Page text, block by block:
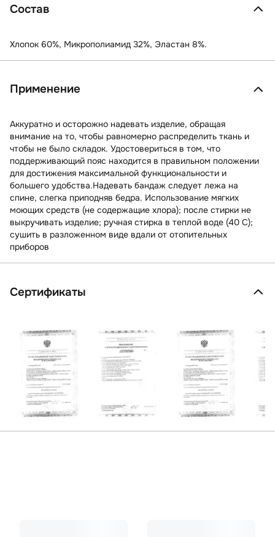
Состав
Хлопок 60%, Микрополиамид 32%, Эластан 8%.
Применение
Аккуратно и осторожно надевать изделие, обращая
внимание на то, чтобы равномерно распределить ткань и
чтобы не было складок. Удостовериться в том, что
поддерживающий пояс находится в правильном положении
для достижения максимальной функциональности и
большего удобства.Надевать бандаж следует лежа на
спине, слегка приподняв бедра. Использование мягких
моющих средств (не содержащие хлора); после стирки не
выкручивать изделие; ручная стирка в теплой воде (40 С);
сушить в разложенном виде вдали от отопительных
приборов
Сертификаты